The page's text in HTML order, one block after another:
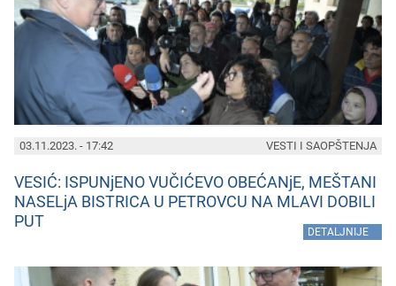
03.11.2023. - 17:42
VESIĆ: ISPUNjENO VUČIĆEVO OBEĆANjE, MEŠTANI
NASELjA BISTRICA U PETROVCU NA MLAVI DOBILI
PUT
DETALJNIJE
VESTI I SAOPŠTENJA